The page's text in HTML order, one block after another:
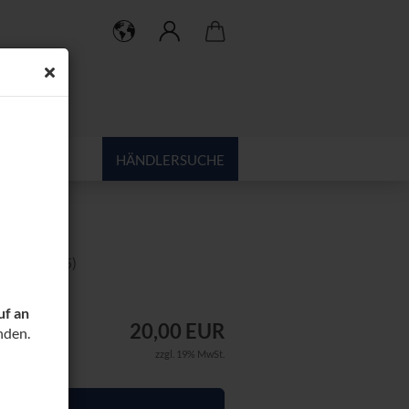
an
HÄNDLERSUCHE
1001295)
20,00 EUR
zzgl. 19% MwSt.